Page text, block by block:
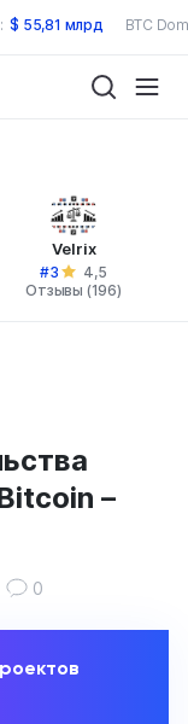
$ 55,81 млрд BTC
Velrix
#3
4,5
Отзывы (196)
–
0